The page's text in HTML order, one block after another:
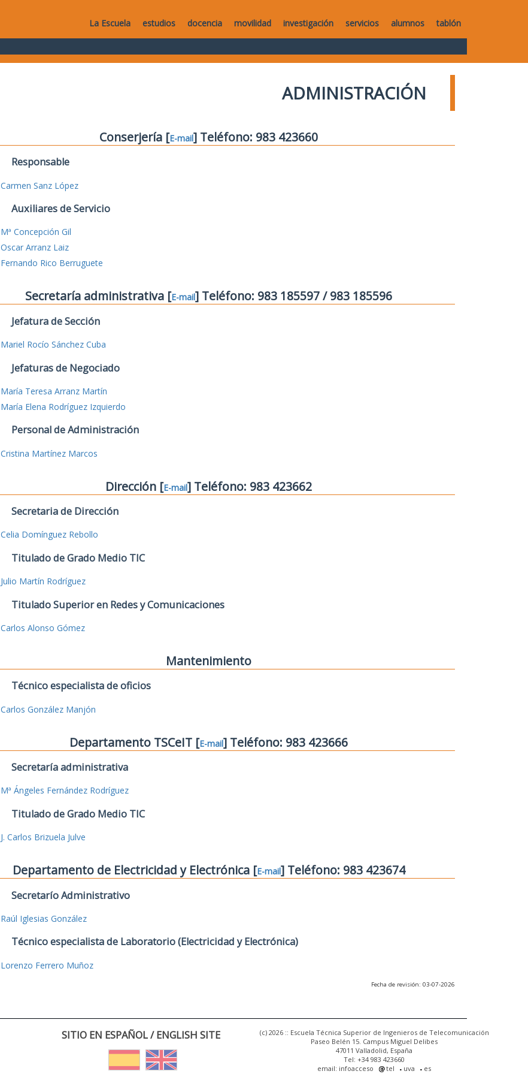
La Escuela estudios docencia movilidad investigación servicios alumnos tablón
ADMINISTRACIÓN
Conserjería [E-mail] Teléfono: 983 423660
Responsable
Carmen Sanz López
Auxiliares de Servicio
Mª Concepción Gil
Oscar Arranz Laiz
Fernando Rico Berruguete
Secretaría administrativa [E-mail] Teléfono: 983 185597 / 983 185596
Jefatura de Sección
Mariel Rocío Sánchez Cuba
Jefaturas de Negociado
María Teresa Arranz Martín
María Elena Rodríguez Izquierdo
Personal de Administración
Cristina Martínez Marcos
Dirección [E-mail] Teléfono: 983 423662
Secretaria de Dirección
Celia Domínguez Rebollo
Titulado de Grado Medio TIC
Julio Martín Rodríguez
Titulado Superior en Redes y Comunicaciones
Carlos Alonso Gómez
Mantenimiento
Técnico especialista de oficios
Carlos González Manjón
Departamento TSCeIT [E-mail] Teléfono: 983 423666
Secretaría administrativa
Mª Ángeles Fernández Rodríguez
Titulado de Grado Medio TIC
J. Carlos Brizuela Julve
Departamento de Electricidad y Electrónica [E-mail] Teléfono: 983 423674
Secretarío Administrativo
Raúl Iglesias González
Técnico especialista de Laboratorio (Electricidad y Electrónica)
Lorenzo Ferrero Muñoz
Fecha de revisión: 03-07-2026
SITIO EN ESPAÑOL / ENGLISH SITE
(c) 2026 :: Escuela Técnica Superior de Ingenieros de Telecomunicación
Paseo Belén 15. Campus Miguel Delibes
47011 Valladolid, España
Tel: +34 983 423660
email: infoacceso
tel uva es